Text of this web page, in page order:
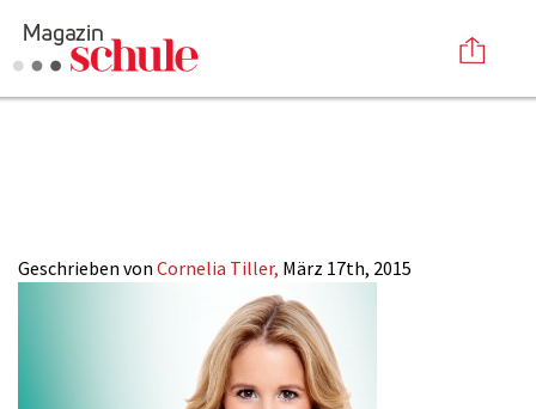
Mediadaten
Anmelden
Geschrieben von Cornelia Tiller, März 17th, 2015